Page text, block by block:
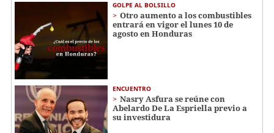
GOLPE AL BOLSILLO
Otro aumento a los combustibles
entrará en vigor el lunes 10 de
agosto en Honduras
ENCUENTRO
Nasry Asfura se reúne con
Abelardo De La Espriella previo a
su investidura